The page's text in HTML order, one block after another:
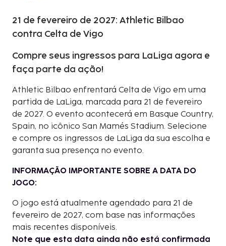
21 de fevereiro de 2027: Athletic Bilbao
contra Celta de Vigo
Compre seus ingressos para LaLiga agora e
faça parte da ação!
Athletic Bilbao enfrentará Celta de Vigo em uma
partida de LaLiga, marcada para 21 de fevereiro
de 2027. O evento acontecerá em Basque Country,
Spain, no icônico San Mamés Stadium. Selecione
e compre os ingressos de LaLiga da sua escolha e
garanta sua presença no evento.
INFORMAÇÃO IMPORTANTE SOBRE A DATA DO
JOGO:
O jogo está atualmente agendado para 21 de
fevereiro de 2027, com base nas informações
mais recentes disponíveis.
Note que esta data ainda não está confirmada